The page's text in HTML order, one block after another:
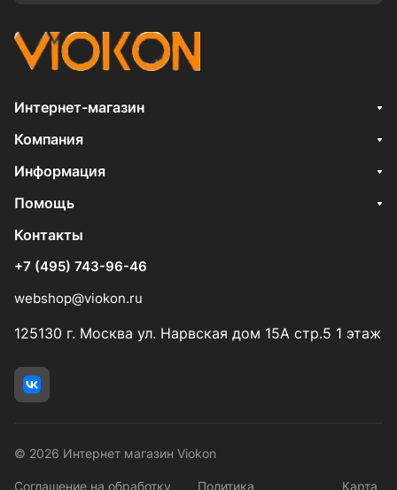
Интернет-магазин
Компания
Информация
Помощь
Контакты
+7 (495) 743-96-46
webshop@viokon.ru
125130 г. Москва ул. Нарвская дом 15А стр.5 1 этаж
© 2026 Интернет магазин Viokon
Соглашение на обработку Политика Карта